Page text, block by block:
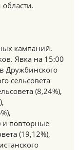
кампаний.
Явка на 15:00
Дружбинского
сельсовета
(8,24%),
и повторные
(19,12%),